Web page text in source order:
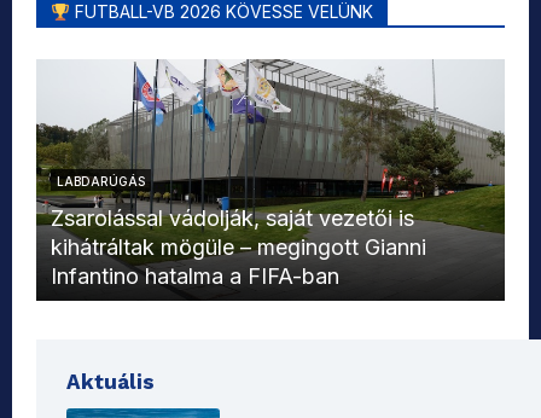
FUTBALL-VB 2026 KÖVESSE VELÜNK
LABDARÚGÁS
Zsarolással vádolják, saját vezetői is
kihátráltak mögüle – megingott Gianni
Infantino hatalma a FIFA-ban
Aktuális